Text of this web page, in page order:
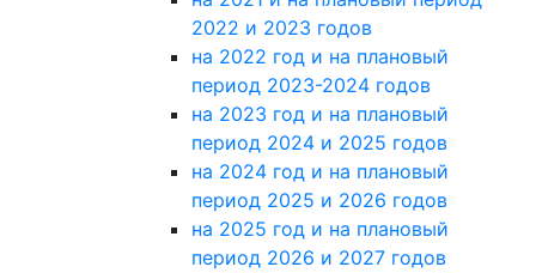
2022 и 2023 годов
на 2022 год и на плановый
период 2023-2024 годов
на 2023 год и на плановый
период 2024 и 2025 годов
на 2024 год и на плановый
период 2025 и 2026 годов
на 2025 год и на плановый
период 2026 и 2027 годов